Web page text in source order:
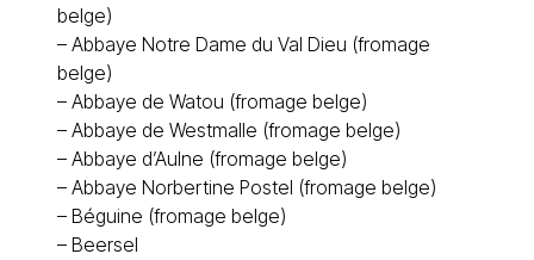
belge)
– Abbaye Notre Dame du Val Dieu (fromage
belge)
– Abbaye de Watou (fromage belge)
– Abbaye de Westmalle (fromage belge)
– Abbaye d’Aulne (fromage belge)
– Abbaye Norbertine Postel (fromage belge)
– Béguine (fromage belge)
– Beersel